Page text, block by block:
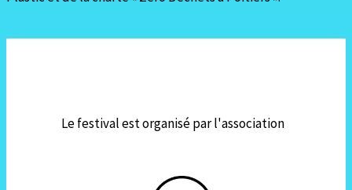
Le festival est organisé par l'association